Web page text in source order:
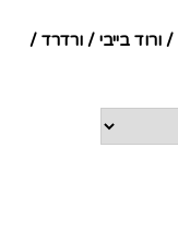
בייבי / ורדרד /